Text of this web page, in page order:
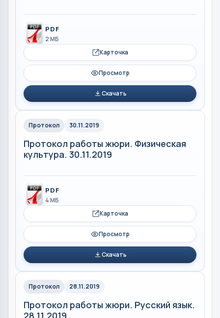
PDF
2 МБ
Карточка
Просмотр
Скачать
Протокол 30.11.2019
Протокол работы жюри. Физическая
культура. 30.11.2019
PDF
4 МБ
Карточка
Просмотр
Скачать
Протокол 28.11.2019
Протокол работы жюри. Русский язык.
28.11.2019